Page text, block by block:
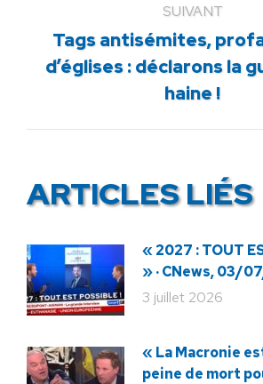
SUIVANT
Article
suivant
:
Tags antisémites,
d’églises : déclarons la
haine !
ARTICLES LIÉS
« 2027 : TOUT
» · CNews, 03/
3 juillet 2026
« La Macronie
peine de mort